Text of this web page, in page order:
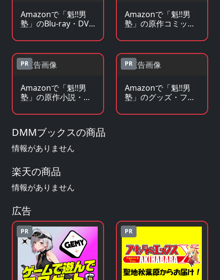
Amazonで「魁!!男
塾」のBlu-ray・DVD
Amazonで「魁!!男
塾」の原作コミック
PR
Amazonで「魁!!男
塾」の原作小説・ラ
PR
Amazonで「魁!!男
塾」のグッズ・フィ
DMMブックスの商品
情報がありません
楽天の商品
情報がありません
広告
PR PR